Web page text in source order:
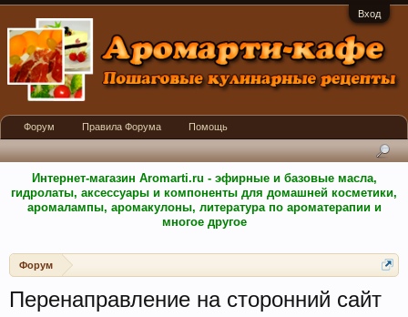
Вход
Интернет-магазин Aromarti.ru - эфирные и базовые масла,
гидролаты, аксессуары и компоненты для домашней косметики,
аромалампы, аромакулоны, литература по ароматерапии и
многое другое
Форум
Перенаправление на сторонний сайт
Форум Правила Форума Помощь